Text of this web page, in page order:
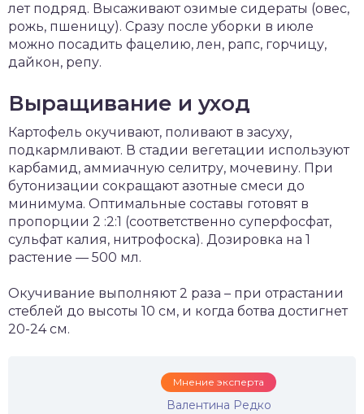
лет подряд. Высаживают озимые сидераты (овес,
рожь, пшеницу). Сразу после уборки в июле
можно посадить фацелию, лен, рапс, горчицу,
дайкон, репу.
Выращивание и уход
Картофель окучивают, поливают в засуху,
подкармливают. В стадии вегетации используют
карбамид, аммиачную селитру, мочевину. При
бутонизации сокращают азотные смеси до
минимума. Оптимальные составы готовят в
пропорции 2 :2:1 (соответственно суперфосфат,
сульфат калия, нитрофоска). Дозировка на 1
растение — 500 мл.
Окучивание выполняют 2 раза – при отрастании
стеблей до высоты 10 см, и когда ботва достигнет
20-24 см.
Мнение эксперта
Валентина Редко